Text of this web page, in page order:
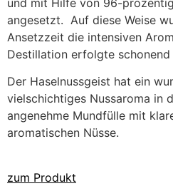
angesetzt. Auf diese Weise
Ansetzzeit die intensiven
Destillation erfolgte
Der Haselnussgeist hat ein
vielschichtiges Nussaroma in
angenehme Mundfülle mit
aromatischen Nüsse.
zum Produkt